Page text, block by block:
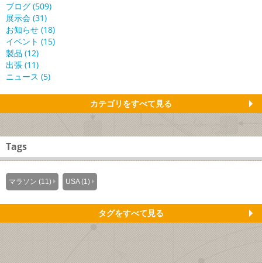
ブログ (509)
展示会 (31)
お知らせ (18)
イベント (15)
製品 (12)
出張 (11)
ニュース (5)
カテゴリをすべて見る
Tags
マラソン (11) USA (1)
タグをすべて見る